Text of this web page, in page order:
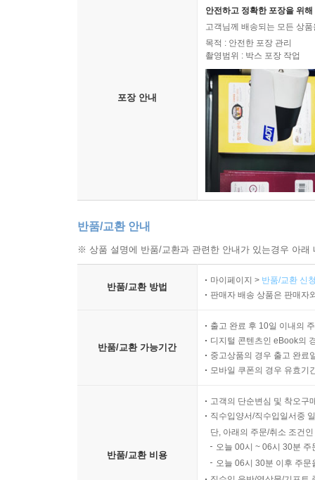
포장 안내
안전하고 정확한 포장을 위
고객님께 배송되는 모든 상
목적 : 안전한 포장 관리
촬영범위 : 박스 포장 작업
반품/교환 안내
※ 상품 설명에 반품/교환과 관련한 안내가 있는경우 아
반품/교환 방법
마이페이지 > 반품/교환 신
판매자 배송 상품은 판매자
반품/교환 가능기간
출고 완료 후 10일 이내의
디지털 콘텐츠인 eBook의
중고상품의 경우 출고 완료
모바일 쿠폰의 경우 유효기
반품/교환 비용
고객의 단순변심 및 착오구
직수입양서/직수입일서중
단, 아래의 주문/취소 조건
오늘 00시 ~ 06시 30분
오늘 06시 30분 이후 주